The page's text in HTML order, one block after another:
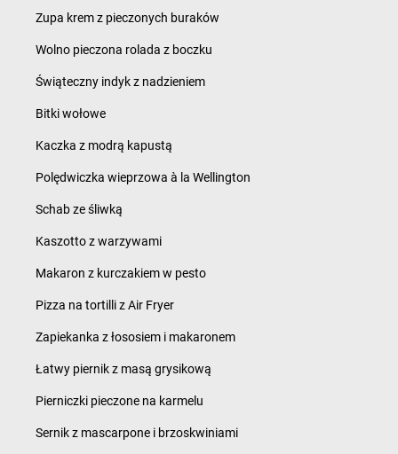
Zupa krem z pieczonych buraków
Wolno pieczona rolada z boczku
Świąteczny indyk z nadzieniem
Bitki wołowe
Kaczka z modrą kapustą
Polędwiczka wieprzowa à la Wellington
Schab ze śliwką
Kaszotto z warzywami
Makaron z kurczakiem w pesto
Pizza na tortilli z Air Fryer
Zapiekanka z łososiem i makaronem
Łatwy piernik z masą grysikową
Pierniczki pieczone na karmelu
Sernik z mascarpone i brzoskwiniami